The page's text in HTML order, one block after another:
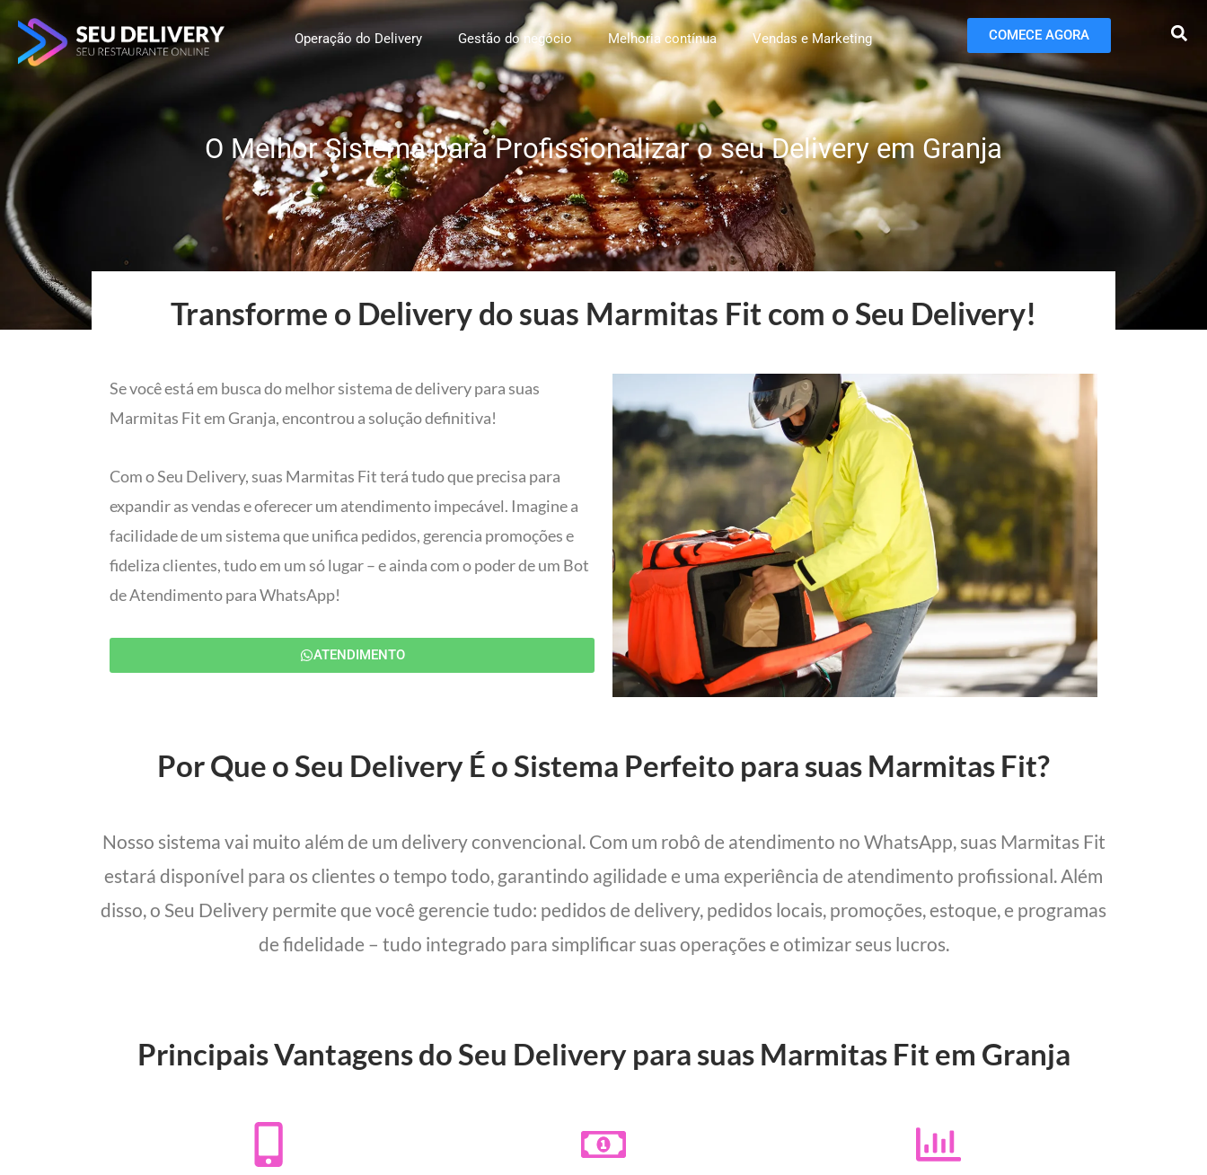
para
Operação do Delivery Gestão do negócio Melhoria contínua Vendas e Marketing COMECE AGORA
O Melhor Sistema para Profissionalizar o seu Delivery em Granja
Transforme o Delivery do suas Marmitas Fit com o Seu Delivery!
Se você está em busca do melhor sistema de delivery para suas
Marmitas Fit em Granja, encontrou a solução definitiva!
Com o Seu Delivery, suas Marmitas Fit terá tudo que precisa para
expandir as vendas e oferecer um atendimento impecável. Imagine a
facilidade de um sistema que unifica pedidos, gerencia promoções e
fideliza clientes, tudo em um só lugar – e ainda com o poder de um Bot
de Atendimento para WhatsApp!
ATENDIMENTO
Por Que o Seu Delivery É o Sistema Perfeito para suas Marmitas Fit?
Nosso sistema vai muito além de um delivery convencional. Com um robô de atendimento no WhatsApp, suas Marmitas Fit
estará disponível para os clientes o tempo todo, garantindo agilidade e uma experiência de atendimento profissional. Além
disso, o Seu Delivery permite que você gerencie tudo: pedidos de delivery, pedidos locais, promoções, estoque, e programas
de fidelidade – tudo integrado para simplificar suas operações e otimizar seus lucros.
Principais Vantagens do Seu Delivery para suas Marmitas Fit em Granja